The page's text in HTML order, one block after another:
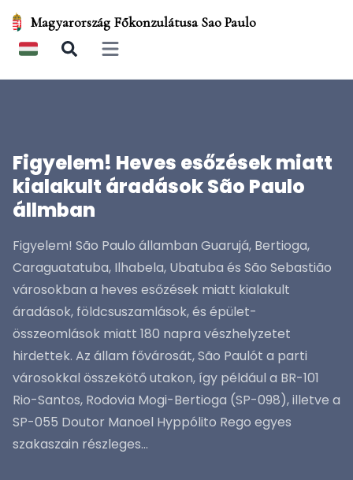
Magyarország Főkonzulátusa Sao Paulo
Open main menu
Figyelem! Heves esőzések miatt
kialakult áradások São Paulo
állmban
Figyelem! São Paulo államban Guarujá, Bertioga,
Caraguatatuba, Ilhabela, Ubatuba és São Sebastião
városokban a heves esőzések miatt kialakult
áradások, földcsuszamlások, és épület-
összeomlások miatt 180 napra vészhelyzetet
hirdettek. Az állam fővárosát, São Paulót a parti
városokkal összekötő utakon, így például a BR-101
Rio-Santos, Rodovia Mogi-Bertioga (SP-098), illetve a
SP-055 Doutor Manoel Hyppólito Rego egyes
szakaszain részleges...